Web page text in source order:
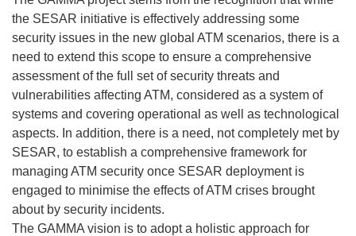
the SESAR initiative is effectively addressing some
security issues in the new global ATM scenarios, there is a
need to extend this scope to ensure a comprehensive
assessment of the full set of security threats and
vulnerabilities affecting ATM, considered as a system of
systems and covering operational as well as technological
aspects. In addition, there is a need, not completely met by
SESAR, to establish a comprehensive framework for
managing ATM security once SESAR deployment is
engaged to minimise the effects of ATM crises brought
about by security incidents.
The GAMMA vision is to adopt a holistic approach for